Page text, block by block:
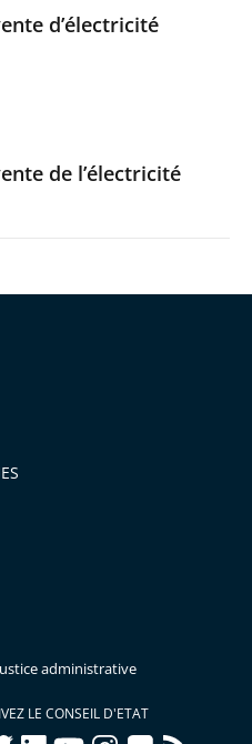
d’électricité
de l’électricité
administrative
LE CONSEIL D'ETAT